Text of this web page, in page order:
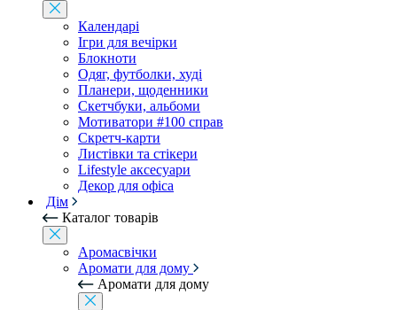
Календарі
Ігри для вечірки
Блокноти
Одяг, футболки, худі
Планери, щоденники
Скетчбуки, альбоми
Мотиватори #100 справ
Скретч-карти
Листівки та стікери
Lifestyle аксесуари
Декор для офіса
Дім
Каталог товарів
Аромасвічки
Аромати для дому
Аромати для дому